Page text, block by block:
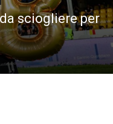
sciogliere per